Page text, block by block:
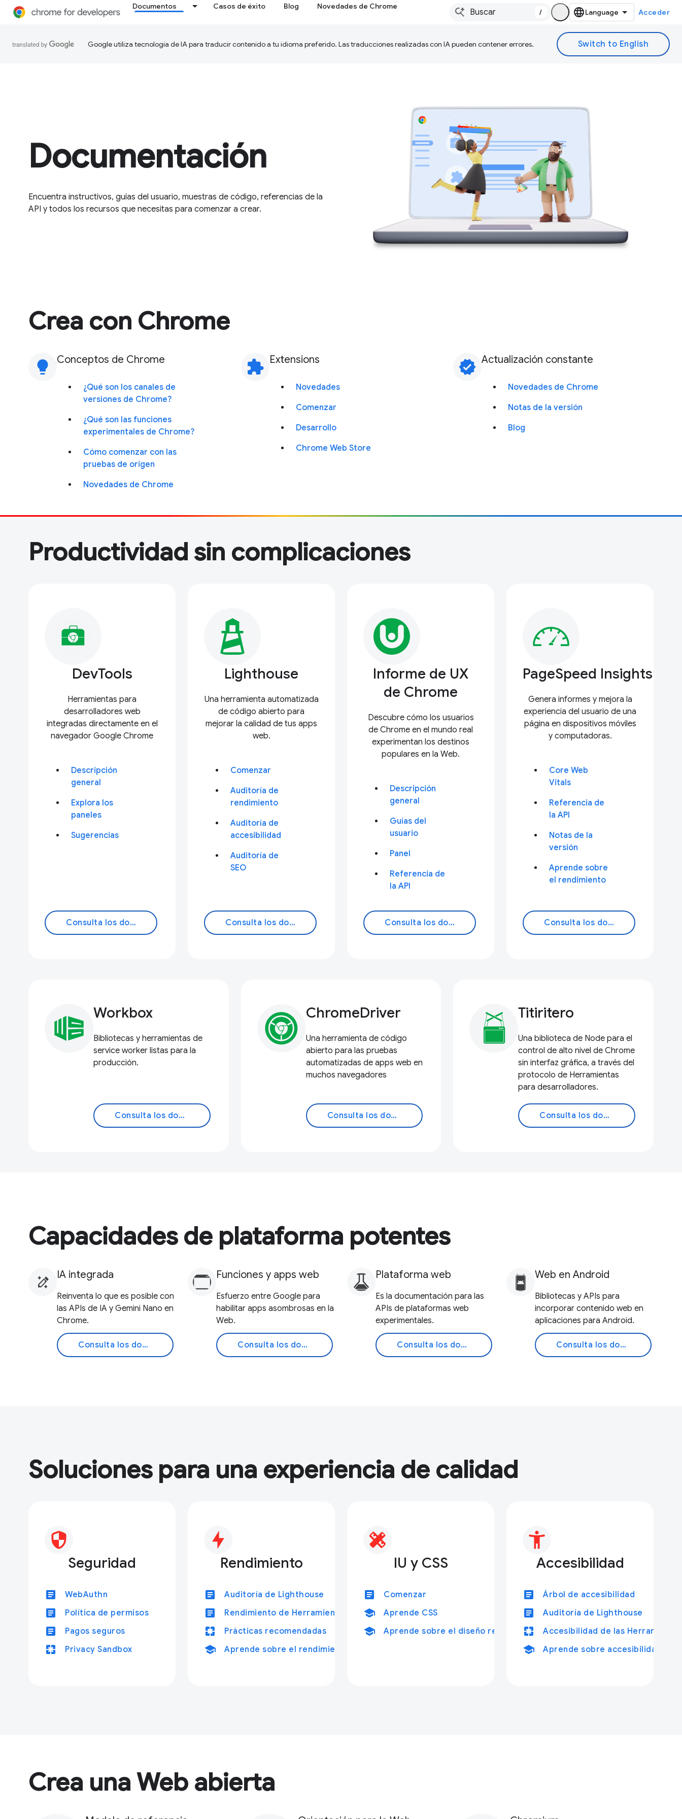
Documentos Casos de éxito Blog Novedades de Chrome
/ Acceder
Google utiliza tecnología de IA para traducir contenido a tu idioma preferido. Las traducciones realizadas con IA pueden contener errores.
Documentación
Encuentra instructivos, guías del usuario, muestras de código, referencias de la
API y todos los recursos que necesitas para comenzar a crear.
Crea con Chrome
lightbulb Conceptos de Chrome
¿Qué son los canales de
versiones de Chrome?
¿Qué son las funciones
experimentales de Chrome?
Cómo comenzar con las
pruebas de origen
Novedades de Chrome
extension Extensions
Novedades
Comenzar
Desarrollo
Chrome Web Store
verified Actualización constante
Novedades de Chrome
Notas de la versión
Blog
Productividad sin complicaciones
DevTools
Herramientas para
desarrolladores web
integradas directamente en el
navegador Google Chrome
Descripción
general
Explora los
paneles
Sugerencias
Consulta los documentos
Lighthouse
Una herramienta automatizada
de código abierto para
mejorar la calidad de tus apps
web.
Comenzar
Auditoría de
rendimiento
Auditoría de
accesibilidad
Auditoría de
SEO
Consulta los documentos
Informe de UX
de Chrome
Descubre cómo los usuarios
de Chrome en el mundo real
experimentan los destinos
populares en la Web.
Descripción
general
Guías del
usuario
Panel
Referencia de
la API
Consulta los documentos
PageSpeed Insights
Genera informes y mejora la
experiencia del usuario de una
página en dispositivos móviles
y computadoras.
Core Web
Vitals
Referencia de
la API
Notas de la
versión
Aprende sobre
el rendimiento
Consulta los documentos
Workbox
Bibliotecas y herramientas de
service worker listas para la
producción.
Consulta los documentos
ChromeDriver
Una herramienta de código
abierto para las pruebas
automatizadas de apps web en
muchos navegadores
Consulta los documentos
Titiritero
Una biblioteca de Node para el
control de alto nivel de Chrome
sin interfaz gráfica, a través del
protocolo de Herramientas
para desarrolladores.
Consulta los documentos
Capacidades de plataforma potentes
IA integrada
Reinventa lo que es posible con
las APIs de IA y Gemini Nano en
Chrome.
Consulta los documentos
Funciones y apps web
Esfuerzo entre Google para
habilitar apps asombrosas en la
Web.
Consulta los documentos
Plataforma web
Es la documentación para las
APIs de plataformas web
experimentales.
Consulta los documentos
Web en Android
Bibliotecas y APIs para
incorporar contenido web en
aplicaciones para Android.
Consulta los documentos
Soluciones para una experiencia de calidad
Seguridad
article WebAuthn
article Política de permisos
article Pagos seguros
pages Privacy Sandbox
Rendimiento
article Auditoría de Lighthouse
article Rendimiento de Herramientas para desarrolladores
pages Prácticas recomendadas
school Aprende sobre el rendimiento
IU y CSS
article Comenzar
school Aprende CSS
school Aprende sobre el diseño responsivo
Accesibilidad
article Árbol de accesibilidad
article Auditoría de Lighthouse
pages Accesibilidad de las
school Aprende sobre accesibilidad
Crea una Web abierta